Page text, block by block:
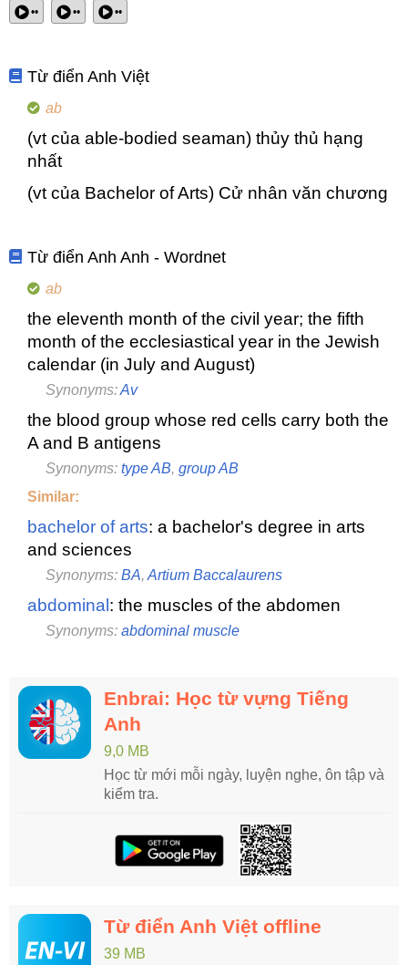
•• •• ••
Từ điển Anh Việt
ab
(vt của able-bodied seaman) thủy thủ hạng
nhất
(vt của Bachelor of Arts) Cử nhân văn chương
Từ điển Anh Anh - Wordnet
ab
the eleventh month of the civil year; the fifth
month of the ecclesiastical year in the Jewish
calendar (in July and August)
Synonyms:Av
the blood group whose red cells carry both the
A and B antigens
Synonyms: type AB, group AB
Similar:
bachelor of arts: a bachelor's degree in arts
and sciences
Synonyms: BA,Artium Baccalaurens
abdominal : the muscles of the abdomen
Synonyms: abdominal muscle
Enbrai: Học từ vựng Tiếng
Anh
9,0 MB
Học từ mới mỗi ngày, luyện nghe, ôn tập và
kiểm tra.
Từ điển Anh Việt offline
39 MB